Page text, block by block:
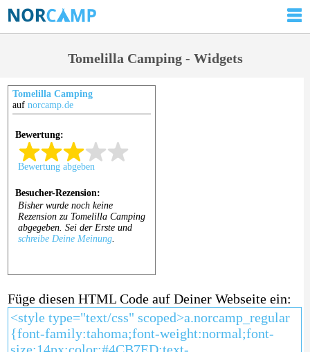
Tomelilla Camping - Widgets
Tomelilla Camping
auf norcamp.de
Füge diesen HTML Code auf Deiner Webseite ein: